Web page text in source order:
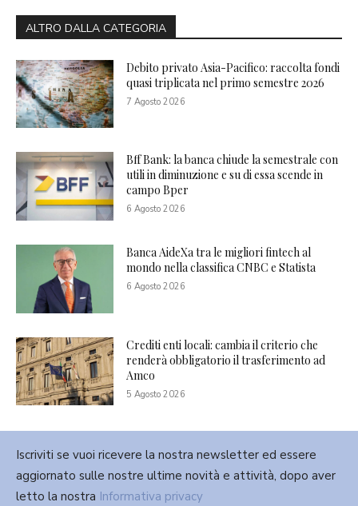
ALTRO DALLA CATEGORIA
Debito privato Asia-Pacifico: raccolta fondi
quasi triplicata nel primo semestre 2026
7 Agosto 2026
Bff Bank: la banca chiude la semestrale con
utili in diminuzione e su di essa scende in
campo Bper
6 Agosto 2026
Banca AideXa tra le migliori fintech al
mondo nella classifica CNBC e Statista
6 Agosto 2026
Crediti enti locali: cambia il criterio che
renderà obbligatorio il trasferimento ad
Amco
5 Agosto 2026
Iscriviti se vuoi ricevere la nostra newsletter ed essere
aggiornato sulle nostre ultime novità e attività, dopo aver
letto la nostra Informativa privacy